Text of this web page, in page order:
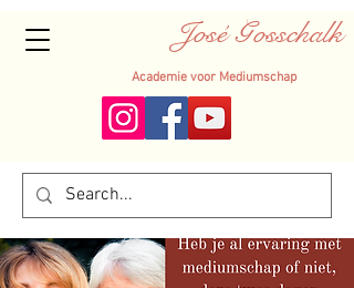
José Gosschalk
Academie voor Mediumschap